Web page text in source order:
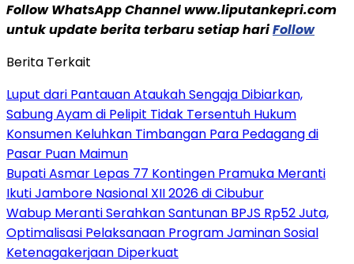
Follow WhatsApp Channel www.liputankepri.com
untuk update berita terbaru setiap hariFollow
Berita Terkait
Luput dari Pantauan Ataukah Sengaja Dibiarkan,
Sabung Ayam di Pelipit Tidak Tersentuh Hukum
Konsumen Keluhkan Timbangan Para Pedagang di
Pasar Puan Maimun
Bupati Asmar Lepas 77 Kontingen Pramuka Meranti
Ikuti Jambore Nasional XII 2026 di Cibubur
Wabup Meranti Serahkan Santunan BPJS Rp52 Juta,
Optimalisasi Pelaksanaan Program Jaminan Sosial
Ketenagakerjaan Diperkuat